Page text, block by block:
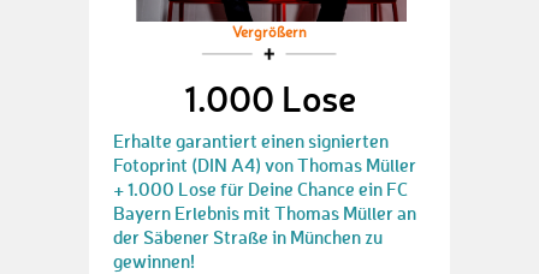
Vergrößern
1.000 Lose
Erhalte garantiert einen signierten
Fotoprint (DIN A4) von Thomas Müller
+ 1.000 Lose für Deine Chance ein FC
Bayern Erlebnis mit Thomas Müller an
der Säbener Straße in München zu
gewinnen!